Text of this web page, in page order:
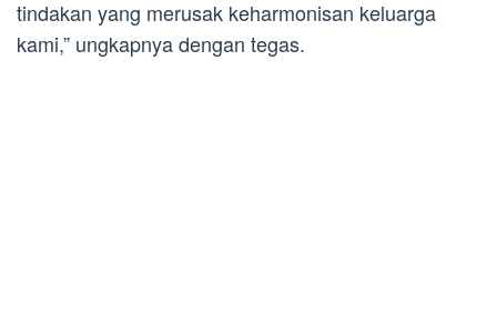
tindakan yang merusak keharmonisan keluarga
kami,” ungkapnya dengan tegas.